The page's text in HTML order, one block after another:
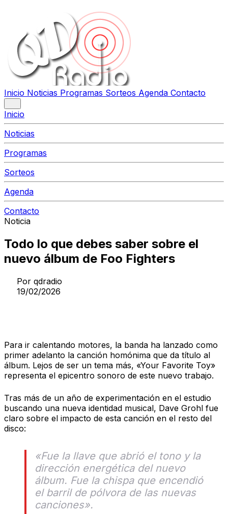
Inicio Noticias Programas Sorteos Agenda Contacto
Inicio
Noticias
Programas
Sorteos
Agenda
Contacto
Noticia
Todo lo que debes saber sobre el
nuevo álbum de Foo Fighters
Por qdradio
19/02/2026
Para ir calentando motores, la banda ha lanzado como
primer adelanto la canción homónima que da título al
álbum. Lejos de ser un tema más, «Your Favorite Toy»
representa el epicentro sonoro de este nuevo trabajo.
Tras más de un año de experimentación en el estudio
buscando una nueva identidad musical, Dave Grohl fue
claro sobre el impacto de esta canción en el resto del
disco:
«Fue la llave que abrió el tono y la
dirección energética del nuevo
álbum. Fue la chispa que encendió
el barril de pólvora de las nuevas
canciones».